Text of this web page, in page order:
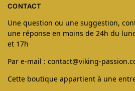
CONTACT
Une question ou une suggestion,
une réponse en moins de 24h du
et 17h
Par e-mail : contact@viking-
Cette boutique appartient à une